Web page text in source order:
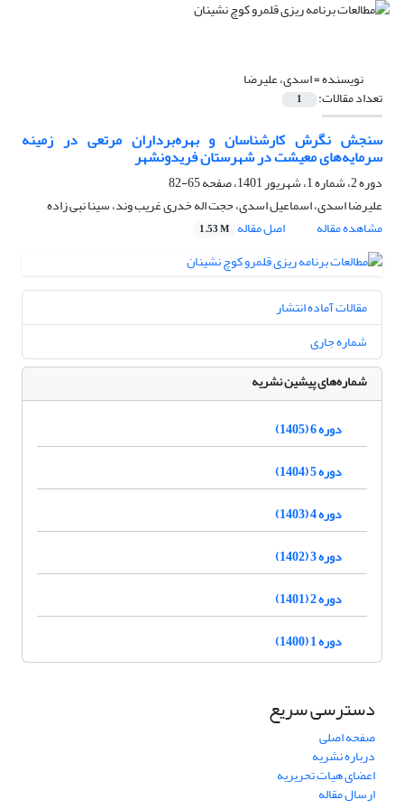
نویسنده =اسدی، علیرضا
تعداد مقالات: 1
سنجش نگرش کارشناسان و بهره‌برداران مرتعی در زمینه
سرمایه‌های معیشت در شهرستان فریدونشهر
دوره 2، شماره 1، شهریور 1401، صفحه
65-82
علیرضا اسدی، اسماعیل اسدی، حجت اله خدری غریب وند، سینا نبی زاده
مشاهده مقاله
اصل مقاله 1.53 M
مقالات آماده انتشار
شماره جاری
شماره‌های پیشین نشریه
دوره 6 (1405)
دوره 5 (1404)
دوره 4 (1403)
دوره 3 (1402)
دوره 2 (1401)
دوره 1 (1400)
دسترسی سریع
صفحه اصلی
درباره نشریه
اعضای هیات تحریریه
ارسال مقاله